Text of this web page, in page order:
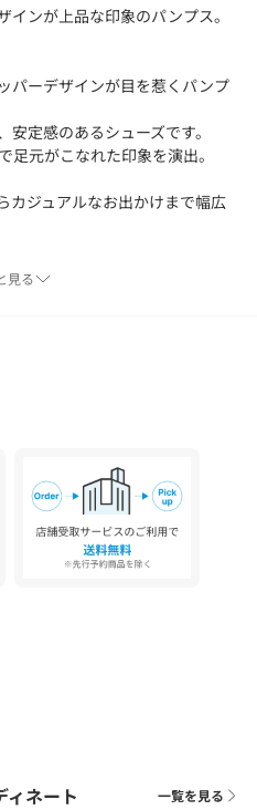
ンが上品な印象のパンプス。
パーデザインが目を惹くパンプ
定感のあるシューズです。
元がこなれた印象を演出。
カジュアルなお出かけまで幅広
見る
ィネート 一覧を見る